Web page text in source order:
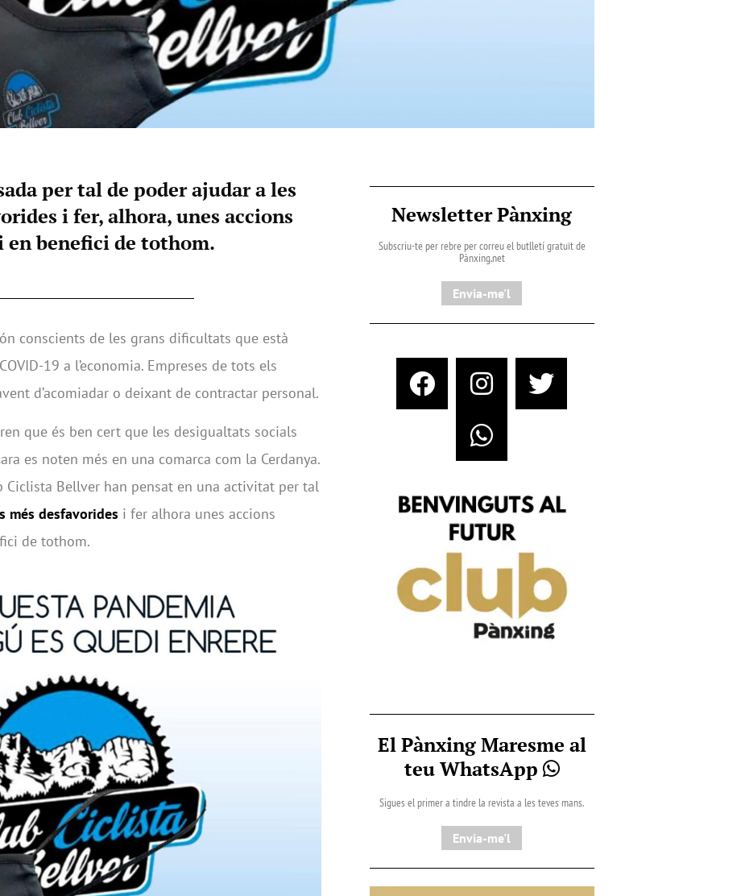
per tal de poder ajudar a les
i fer, alhora, unes accions
en benefici de tothom.
conscients de les grans dificultats que està
19 a l’economia. Empreses de tots els
d’acomiadar o deixant de contractar personal.
que és ben cert que les desigualtats socials
es noten més en una comarca com la Cerdanya.
Ciclista Bellver han pensat en una activitat per tal
més desfavorides i fer alhora unes accions
de tothom.
Newsletter Pànxing
Subscriu-te per rebre per correu el butlletí gratuït de
Pànxing.net​
Envia-me'l
El Pànxing Maresme al
teu WhatsApp
Sigues el primer a tindre la revista a les teves mans.
Envia-me'l